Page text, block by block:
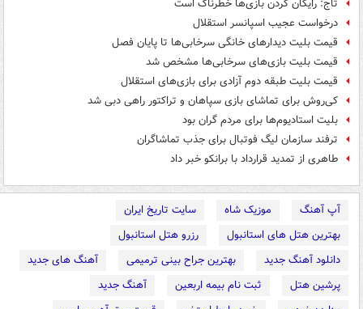
تاج: رایگان کردن بازی‌ها خطرناک است
درخواست عجیب اسپانسر استقلال
قیمت بلیت دیدارهای خانگی سرخابی‌ها تا پایان فصل
قیمت بلیت بازی‌های سرخابی‌ها مشخص شد
قیمت بلیت‌ طبقه دوم آزادی برای بازی‌های استقلال
کی‌روش برای تماشای بازی سپاهان و تراکتور راهی دبی شد
بلیت استادیوم‌ها برای مردم گران بود
ترفند سازمان لیگ فوتبال برای جذب تماشاگران
طاهری از تمدید قرارداد با برانکو خبر داد
آپ آهنگ موزیک شاه
سایت تاریخ ایران
بهترین هتل های استانبول
رزرو هتل استانبول
دانلود آهنگ جدید
بهترین جراح بینی ترمیمی
آهنگ های جدید
پرشین هتل
ثبت نام بیمه اربعین
آهنگ جدید